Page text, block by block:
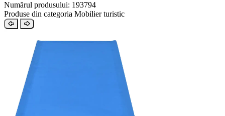
Numărul produsului: 193794
Produse din categoria Mobilier turistic